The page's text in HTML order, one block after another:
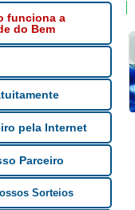
funciona a
do Bem
pela Internet
Parceiro
Sorteios